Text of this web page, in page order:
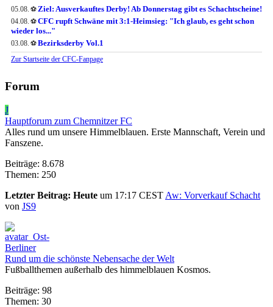
05.08. ⚽Ziel: Ausverkauftes Derby! Ab Donnerstag gibt es Schachtscheine!
04.08. ⚽CFC rupft Schwäne mit 3:1-Heimsieg: "Ich glaub, es geht schon
wieder los..."
03.08. ⚽Bezirksderby Vol.1
Zur Startseite der CFC-Fanpage
Forum
J
Hauptforum zum Chemnitzer FC
Alles rund um unsere Himmelblauen. Erste Mannschaft, Verein und
Fanszene.
Beiträge: 8.678
Themen: 250
Letzter Beitrag: Heute um 17:17 CEST Aw: Vorverkauf Schacht
von JS9
Rund um die schönste Nebensache der Welt
Fußballthemen außerhalb des himmelblauen Kosmos.
Beiträge: 98
Themen: 30